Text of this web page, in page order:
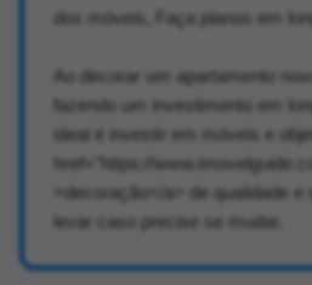
dos móveis, Faça planos em
Ao decorar um apartamento
fazendo um investimento em
ideal é investir em móveis e
href="https://
>decoração</a> de qualidade
levar caso precise se mudar.